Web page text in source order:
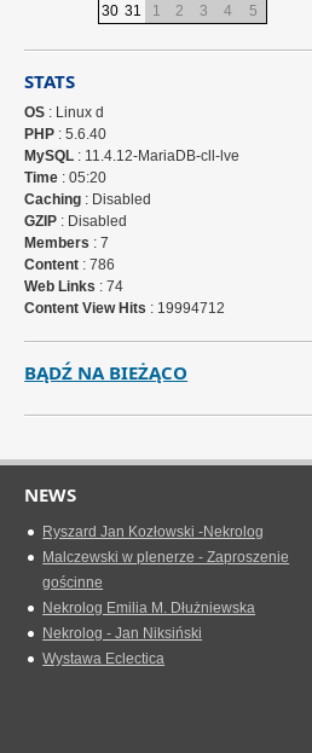
30 31 1 2 3 4 5
STATS
OS : Linux d
PHP : 5.6.40
MySQL : 11.4.12-MariaDB-cll-lve
Time : 05:20
Caching : Disabled
GZIP : Disabled
Members : 7
Content : 786
Web Links : 74
Content View Hits : 19994712
BĄDŹ NA BIEŻĄCO
NEWS
Ryszard Jan Kozłowski -Nekrolog
Malczewski w plenerze - Zaproszenie
gościnne
Nekrolog Emilia M. Dłużniewska
Nekrolog - Jan Niksiński
Wystawa Eclectica